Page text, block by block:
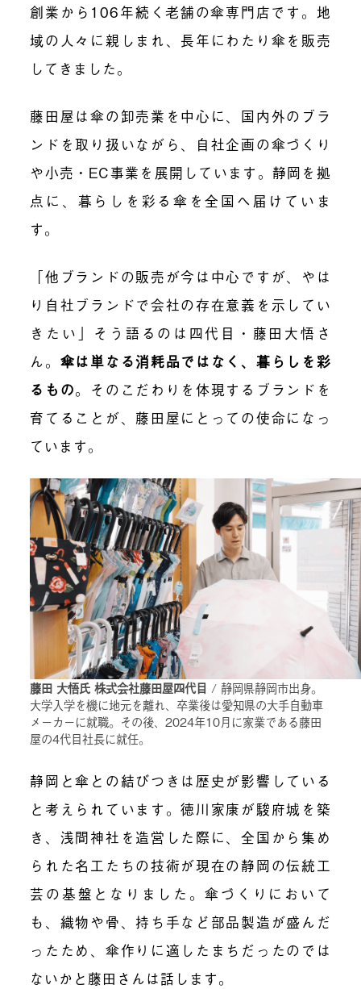
創業から106年続く老舗の傘専門店です。地
域の人々に親しまれ、長年にわたり傘を販売
してきました。
藤田屋は傘の卸売業を中心に、国内外のブラ
ンドを取り扱いながら、自社企画の傘づくり
や小売・EC事業を展開しています。静岡を拠
点に、暮らしを彩る傘を全国へ届けていま
す。
「他ブランドの販売が今は中心ですが、やは
り自社ブランドで会社の存在意義を示してい
きたい」そう語るのは四代目・藤田大悟さ
ん。 傘は単なる消耗品ではなく、暮らしを彩
るもの。 そのこだわりを体現するブランドを
育てることが、藤田屋にとっての使命になっ
ています。
藤田 大悟氏 株式会社藤田屋四代目 / 静岡県静岡市出身。
大学入学を機に地元を離れ、卒業後は愛知県の大手自動車
メーカーに就職。その後、2024年10月に家業である藤田
屋の4代目社長に就任。
静岡と傘との結びつきは歴史が影響している
と考えられています。徳川家康が駿府城を築
き、浅間神社を造営した際に、全国から集め
られた名工たちの技術が現在の静岡の伝統工
芸の基盤となりました。傘づくりにおいて
も、織物や骨、持ち手など部品製造が盛んだ
ったため、傘作りに適したまちだったのでは
ないかと藤田さんは話します。